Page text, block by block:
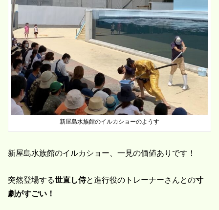
新屋島水族館のイルカショーのようす
新屋島水族館のイルカショー、一見の価値ありです！
突然登場する世直し侍と進行役のトレーナーさんとの寸
劇がすごい！